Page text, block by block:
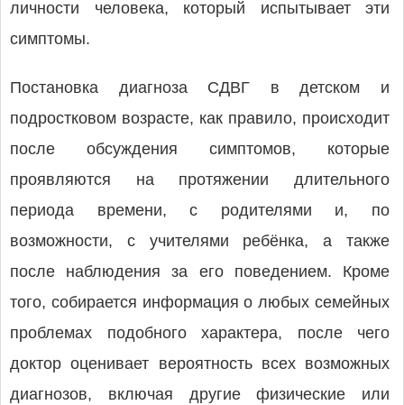
личности человека, который испытывает эти
симптомы.
Постановка диагноза СДВГ в детском и
подростковом возрасте, как правило, происходит
после обсуждения симптомов, которые
проявляются на протяжении длительного
периода времени, с родителями и, по
возможности, с учителями ребёнка, а также
после наблюдения за его поведением. Кроме
того, собирается информация о любых семейных
проблемах подобного характера, после чего
доктор оценивает вероятность всех возможных
диагнозов, включая другие физические или